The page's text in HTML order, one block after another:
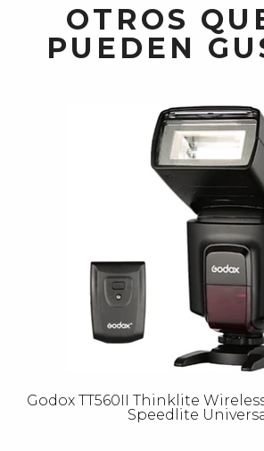
OTROS
PUEDEN
Godox TT560II Thinklite
Speedlite